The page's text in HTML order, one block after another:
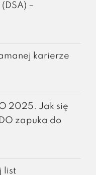
–
karierze
2025. Jak się
zapuka do
list